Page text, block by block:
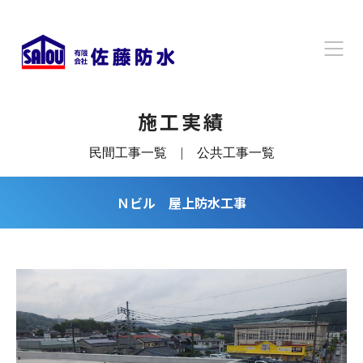
施工実績
民間工事一覧 | 公共工事一覧
Ｎビル 屋上防水工事